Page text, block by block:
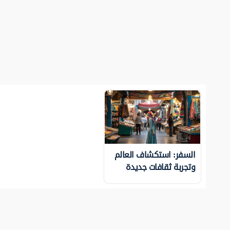
السفر: استكشاف العالم
وتجربة ثقافات جديدة